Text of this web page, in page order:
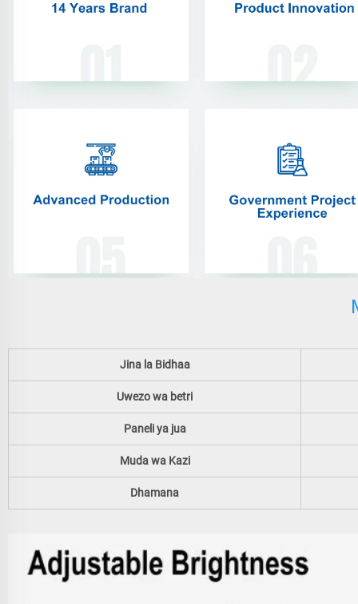
Jina la Bidhaa
Uwezo wa betri
Paneli ya jua
Muda wa Kazi
Dhamana